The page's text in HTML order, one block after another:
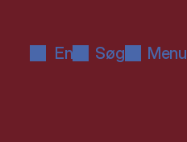
En Søg Menu